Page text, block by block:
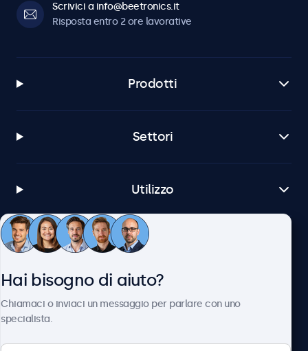
Scrivici a info@beetronics.it
Risposta entro 2 ore lavorative
Prodotti
Settori
Utilizzo
Servizio Clienti
Hai bisogno di aiuto?
Chiamaci o inviaci un messaggio per parlare con uno
specialista.